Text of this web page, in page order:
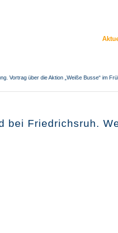
Vortrag über die Aktion „Weiße Busse“ im
bei Friedrichsruh.